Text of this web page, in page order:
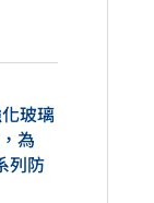
玻璃
為
列防